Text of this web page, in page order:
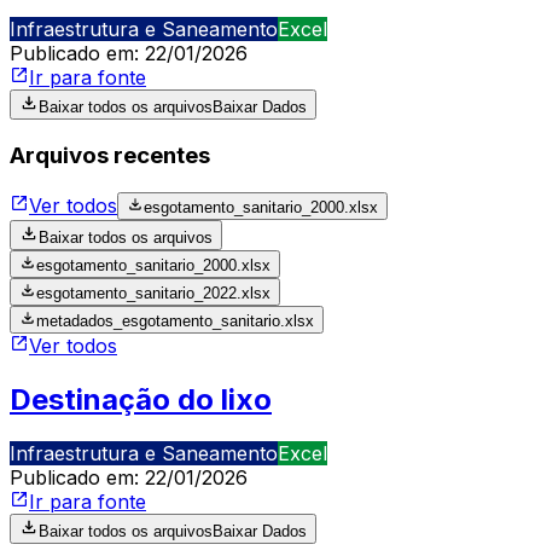
Infraestrutura e SaneamentoExcel
Publicado em: 22/01/2026
Ir para fonte
Baixar todos os arquivosBaixar Dados
Arquivos recentes
Ver todos
esgotamento_sanitario_2000.xlsx
Baixar todos os arquivos
esgotamento_sanitario_2000.xlsx
esgotamento_sanitario_2022.xlsx
metadados_esgotamento_sanitario.xlsx
Ver todos
Destinação do lixo
Infraestrutura e SaneamentoExcel
Publicado em: 22/01/2026
Ir para fonte
Baixar todos os arquivos Baixar Dados